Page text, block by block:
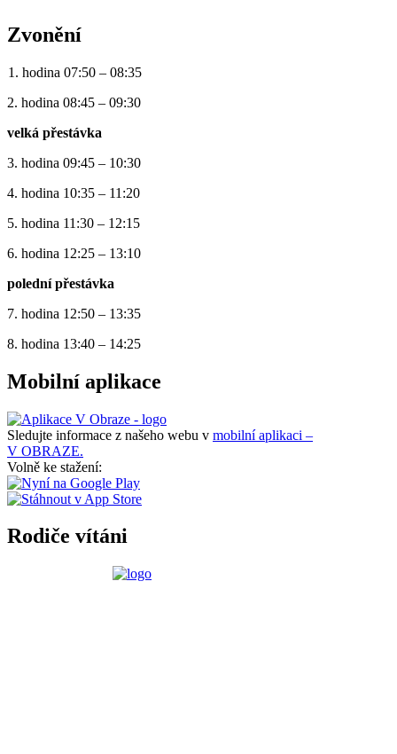
Zvonění
1. hodina 07:50 – 08:35
2. hodina 08:45 – 09:30
velká přestávka
3. hodina 09:45 – 10:30
4. hodina 10:35 – 11:20
5. hodina 11:30 – 12:15
6. hodina 12:25 – 13:10
polední přestávka
7. hodina 12:50 – 13:35
8. hodina 13:40 – 14:25
Mobilní aplikace
Sledujte informace z našeho webu v mobilní aplikaci –
V OBRAZE.
Volně ke stažení:
Rodiče vítáni